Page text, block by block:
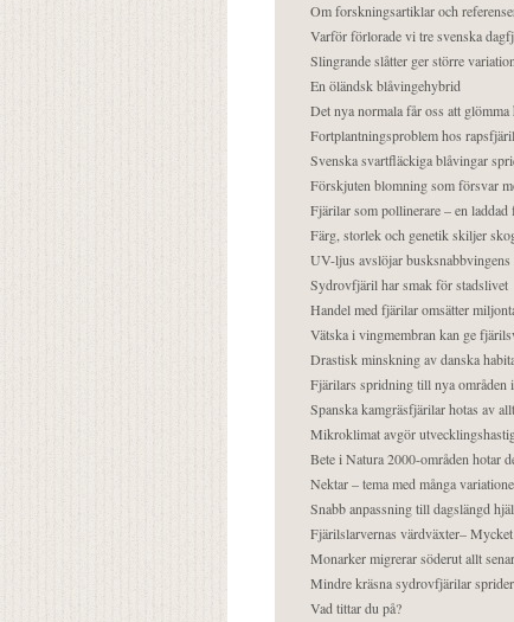
Om forskningsartiklar och
Varför förlorade vi tre svenska
Slingrande slåtter ger större
En öländsk blåvingehybrid
Det nya normala får oss att glömma
Fortplantningsproblem hos
Svenska svartfläckiga blåvingar
Förskjuten blomning som försvar
Fjärilar som pollinerare – en laddad
Färg, storlek och genetik skiljer
UV-ljus avslöjar busksnabbvingens
Sydrovfjäril har smak för stadslivet
Handel med fjärilar omsätter
Vätska i vingmembran kan ge
Drastisk minskning av danska
Fjärilars spridning till nya områden
Spanska kamgräsfjärilar hotas av
Mikroklimat avgör
Bete i Natura 2000-områden hotar
Nektar – tema med många
Snabb anpassning till dagslängd
Fjärilslarvernas värdväxter–
Monarker migrerar söderut allt
Mindre kräsna sydrovfjärilar
Vad tittar du på?